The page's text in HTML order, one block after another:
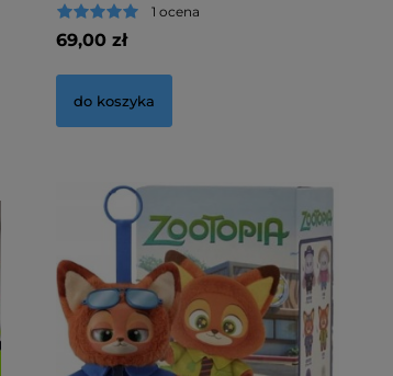
1 ocena
69,00 zł
do koszyka